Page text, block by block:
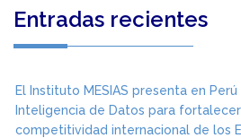
Entradas recientes
El Instituto MESIAS presenta en
Inteligencia de Datos para
competitividad internacional de los